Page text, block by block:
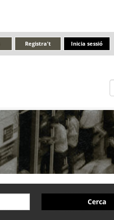
Inicia sessió
Registra't
Cerca